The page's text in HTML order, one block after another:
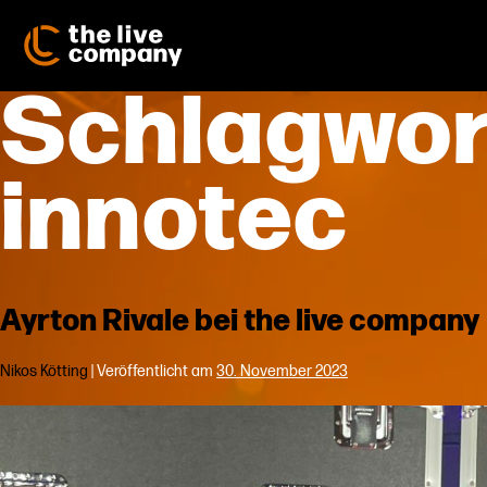
Inhalt
springen
innotec
Ayrton Rivale bei the live company
Nikos Kötting Veröffentlicht am 30. November 2023